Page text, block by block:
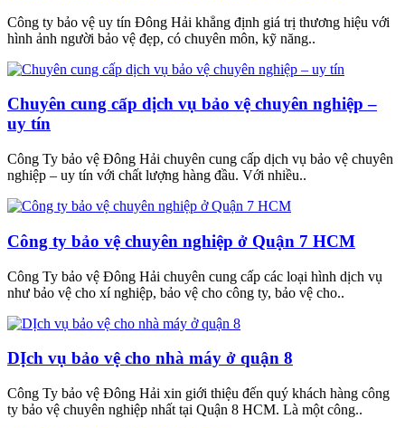
Công ty bảo vệ uy tín Đông Hải khẳng định giá trị thương hiệu với
hình ảnh người bảo vệ đẹp, có chuyên môn, kỹ năng..
Chuyên cung cấp dịch vụ bảo vệ chuyên nghiệp –
uy tín
Công Ty bảo vệ Đông Hải chuyên cung cấp dịch vụ bảo vệ chuyên
nghiệp – uy tín với chất lượng hàng đầu. Với nhiều..
Công ty bảo vệ chuyên nghiệp ở Quận 7 HCM
Công Ty bảo vệ Đông Hải chuyên cung cấp các loại hình dịch vụ
như bảo vệ cho xí nghiệp, bảo vệ cho công ty, bảo vệ cho..
DỊch vụ bảo vệ cho nhà máy ở quận 8
Công Ty bảo vệ Đông Hải xin giới thiệu đến quý khách hàng công
ty bảo vệ chuyên nghiệp nhất tại Quận 8 HCM. Là một công..